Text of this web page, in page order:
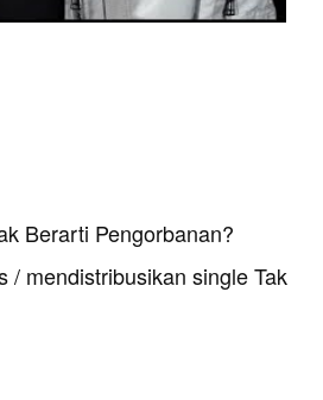
Berarti Pengorbanan?
/ mendistribusikan single Tak